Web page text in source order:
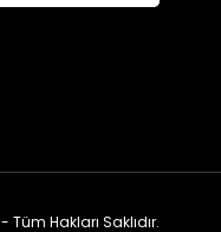
- Tüm Hakları Saklıdır.